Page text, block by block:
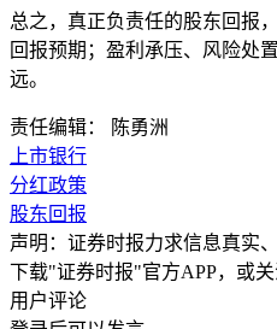
总之，真正负责任的股东回报
回报预期；盈利承压、风险处
远。
责任编辑： 陈勇洲
上市银行
分红政策
股东回报
声明：证券时报力求信息真实
下载"证券时报"官方APP，或
用户评论